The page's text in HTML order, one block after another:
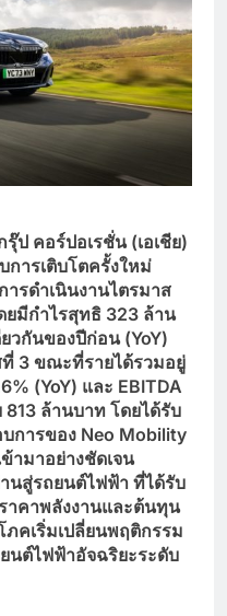
ป คอร์ปอเรชั่น (เอเชีย)
การเติบโตครั้งใหม่
รดำเนินงานไตรมาส
ยมีกำไรสุทธิ 323 ล้าน
วกันของปีก่อน (YoY)
ที่ 3 ขณะที่รายได้รวมอยู่
(YoY) และ EBITDA
813 ล้านบาท โดยได้รับ
การของ Neo Mobility
ามาอย่างชัดเจน
นสู่รถยนต์ไฟฟ้า ที่ได้รับ
าคาพลังงานและต้นทุน
คเริ่มเปลี่ยนพฤติกรรม
นต์ไฟฟ้าอัจฉริยะระดับ